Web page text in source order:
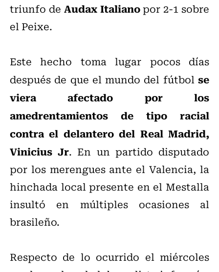
triunfo de Audax Italianopor 2-1 sobre
el Peixe.
Este hecho toma lugar pocos días
después de que el mundo del fútbol se
viera afectado por los
amedrentamientos de tipo racial
contra el delantero del Real Madrid,
Vinicius Jr. En un partido disputado
por los merengues ante el Valencia, la
hinchada local presente en el Mestalla
insultó en múltiples ocasiones al
brasileño.
Respecto de lo ocurrido el miércoles